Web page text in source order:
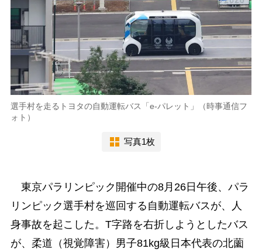
選手村を走るトヨタの自動運転バス「e-パレット」（時事通信フ
ォト）
写真1枚
東京パラリンピック開催中の8月26日午後、パラ
リンピック選手村を巡回する自動運転バスが、人
身事故を起こした。T字路を右折しようとしたバス
が、柔道（視覚障害）男子81kg級日本代表の北薗